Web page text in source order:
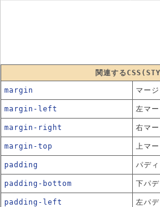
関連する
margin マー
margin-left 左マ
margin-right 右マ
margin-top 上マ
padding パデ
padding-bottom 下パ
padding-left 左パ